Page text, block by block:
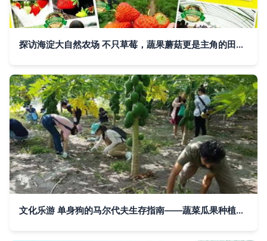
探访海淀大自然农场 不只草莓，蔬果蘑菇更是主角的田园乐土
文化乐游 单身狗的马尔代夫生存指南——蔬菜瓜果种植及采摘服务篇